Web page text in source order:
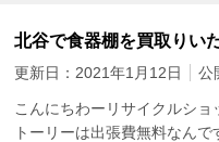
北谷で食器棚を買取りい
更新日： 2021年1月12日 公
こんにちわーリサイクルシ
トーリーは出張費無料なん